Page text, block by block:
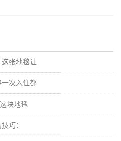
张地毯让
次入住都
块地毯
巧：